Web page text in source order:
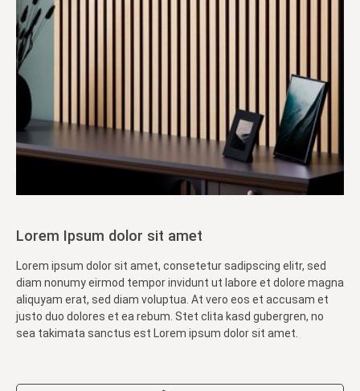
Lorem Ipsum dolor sit amet
Lorem ipsum dolor sit amet, consetetur sadipscing elitr, sed
diam nonumy eirmod tempor invidunt ut labore et dolore magna
aliquyam erat, sed diam voluptua. At vero eos et accusam et
justo duo dolores et ea rebum. Stet clita kasd gubergren, no
sea takimata sanctus est Lorem ipsum dolor sit amet.